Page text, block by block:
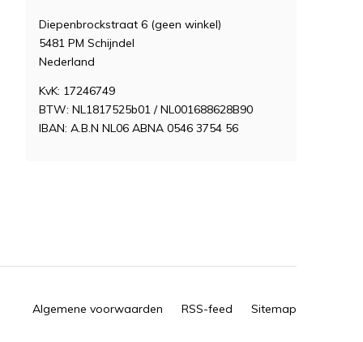
Diepenbrockstraat 6 (geen winkel)
5481 PM Schijndel
Nederland
KvK: 17246749
BTW: NL1817525b01 / NL001688628B90
IBAN: A.B.N NL06 ABNA 0546 3754 56
Algemene voorwaarden RSS-feed Sitemap